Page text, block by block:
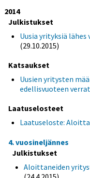
2014
Julkistukset
Uusia yrityksiä
(29.10.2015)
Katsaukset
Uusien yritysten
edellisvuoteen
Laatuselosteet
Laatuseloste:
4. vuosineljännes
Julkistukset
Aloittaneiden